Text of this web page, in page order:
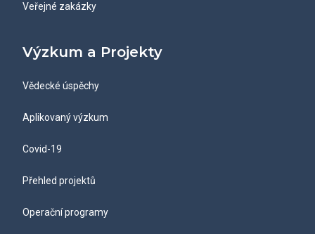
Veřejné zakázky
Výzkum a Projekty
Vědecké úspěchy
Aplikovaný výzkum
Covid-19
Přehled projektů
Operační programy